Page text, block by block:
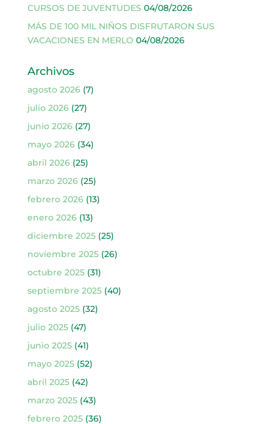
CURSOS DE JUVENTUDES 04/08/2026
MÁS DE 100 MIL NIÑOS DISFRUTARON SUS
VACACIONES EN MERLO 04/08/2026
Archivos
agosto 2026(7)
julio 2026(27)
junio 2026(27)
mayo 2026(34)
abril 2026(25)
marzo 2026(25)
febrero 2026(13)
enero 2026(13)
diciembre 2025(25)
noviembre 2025(26)
octubre 2025(31)
septiembre 2025(40)
agosto 2025(32)
julio 2025(47)
junio 2025(41)
mayo 2025(52)
abril 2025(42)
marzo 2025(43)
febrero 2025(36)